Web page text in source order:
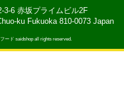
3-6 赤坂プライムビル2F
ku Fukuoka 810-0073 Japan
ード saidshop all rights reserved.